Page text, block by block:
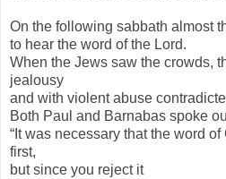
On the following sabbath almost
to hear the word of the Lord.
When the Jews saw the crowds,
jealousy
and with violent abuse
Both Paul and Barnabas spoke
“It was necessary that the word
first,
but since you reject it